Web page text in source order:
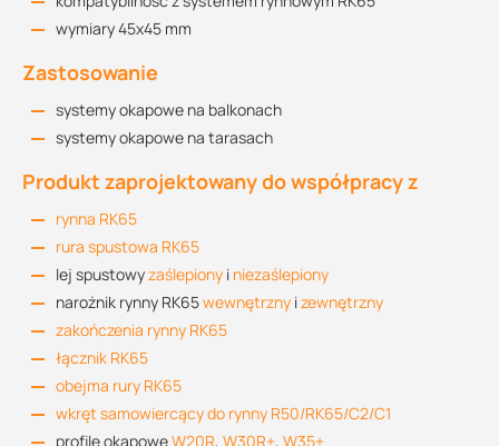
wymiary 45x45 mm
Zastosowanie
systemy okapowe na balkonach
systemy okapowe na tarasach
Produkt zaprojektowany do współpracy z
rynna RK65
rura spustowa RK65
lej spustowyzaślepiony i niezaślepiony
narożnik rynny RK65wewnętrzny izewnętrzny
zakończenia rynny RK65
łącznik RK65
obejma rury RK65
wkręt samowiercący do rynny R50/RK65/C2/C1
profile okapoweW20R, W30R+, W35+